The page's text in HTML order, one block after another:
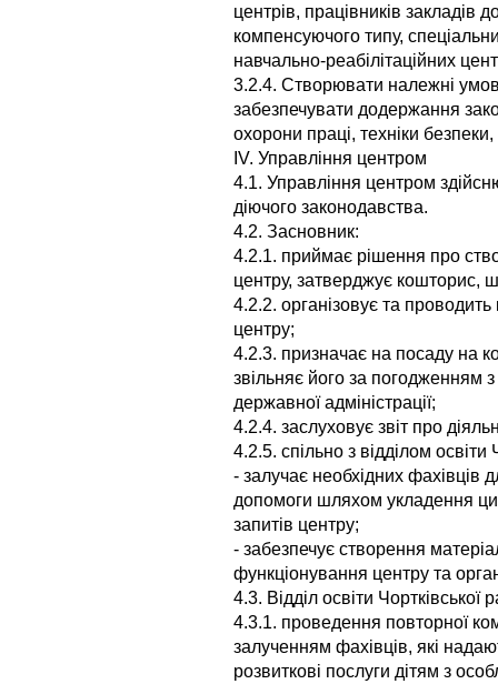
центрів, працівників закладів
компенсуючого типу,
навчально-реабілітаційних
3.2.4. Створювати належні
забезпечувати додержання
охорони праці, техніки
IV. Управління центром
4.1. Управління центром
діючого законодавства.
4.2. Засновник:
4.2.1. приймає рішення про
центру, затверджує кошторис,
4.2.2. організовує та
центру;
4.2.3. призначає на посаду на
звільняє його за погодженням з
державної адміністрації;
4.2.4. заслуховує звіт про
4.2.5. спільно з відділом освіти
- залучає необхідних фахівців
допомоги шляхом укладення
запитів центру;
- забезпечує створення
функціонування центру та
4.3. Відділ освіти Чортківської
4.3.1. проведення повторної
залученням фахівців, які
розвиткові послуги дітям з